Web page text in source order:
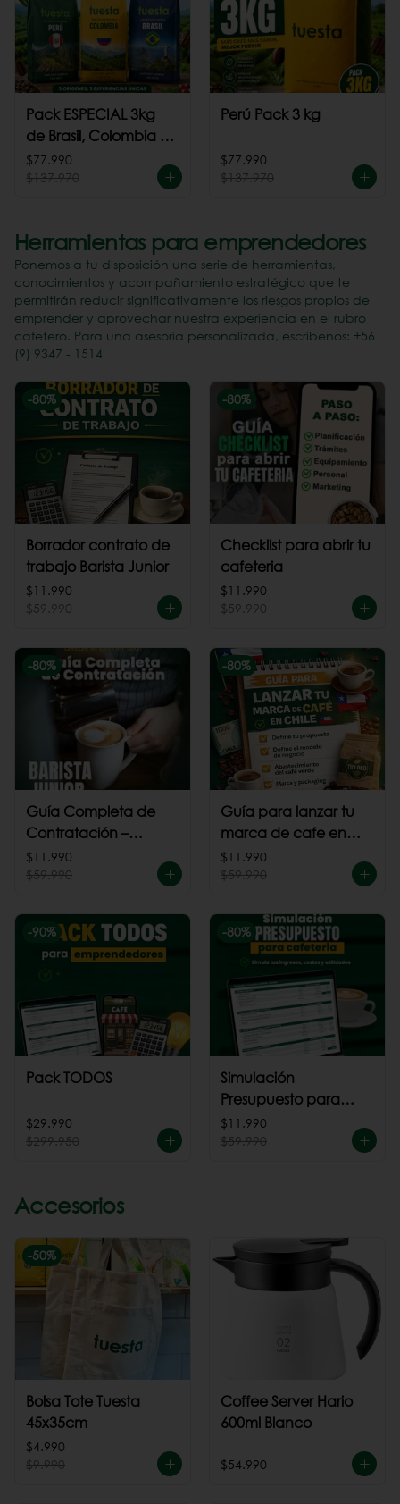
Pack ESPECIAL 3kg
de Brasil, Colombia +
Perú
$77.990
$137.970
Perú Pack 3 kg
$77.990
$137.970
Herramientas para emprendedores
Ponemos a tu disposición una serie de herramientas,
conocimientos y acompañamiento estratégico que te
permitirán reducir significativamente los riesgos propios de
emprender y aprovechar nuestra experiencia en el rubro
cafetero. Para una asesoría personalizada, escríbenos: +56
(9) 9347 - 1514
-80%
Borrador contrato de
trabajo Barista Junior
$11.990
$59.990
-80%
Checklist para abrir tu
cafeteria
$11.990
$59.990
-80%
Guía Completa de
Contratación –
Barista Junior
$11.990
$59.990
-80%
Guía para lanzar tu
marca de cafe en
Chile
$11.990
$59.990
-90%
Pack TODOS
$29.990
$299.950
-80%
Simulación
Presupuesto para
cafeteria
$11.990
$59.990
Accesorios
-50%
Bolsa Tote Tuesta
45x35cm
$4.990
$9.990
Coffee Server Hario
600ml Blanco
$54.990